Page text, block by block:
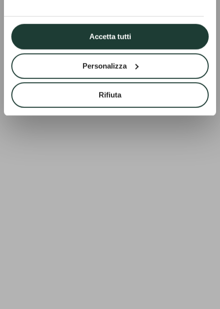
Accetta tutti
Personalizza
Rifiuta